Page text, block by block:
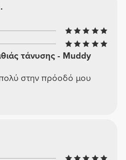
τάνυσης - Muddy
στην πρόοδό μου